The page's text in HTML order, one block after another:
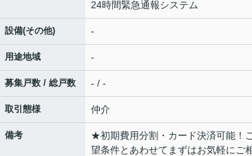
24時間緊急通報システム
設備(その他) -
用途地域 -
募集戸数 / 総戸数 - / -
取引態様 仲介
備考
★初期費用分割・カード決済可能！
望条件とあわせてまずはお気軽にご